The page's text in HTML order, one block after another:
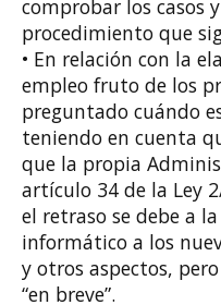
comprobar los casos
procedimiento que
• En relación con la
empleo fruto de los
preguntado cuándo
teniendo en cuenta
que la propia
artículo 34 de la Ley
el retraso se debe a
informático a los
y otros aspectos,
“en breve”.